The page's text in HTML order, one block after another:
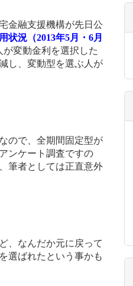
金融支援機構が先日公
状況（2013年5月・6月
変動金利を選択した
し、変動型を選ぶ人が
ので、全期間固定型が
ンケート調査ですの
筆者としては正直意外
、なんだか元に戻って
選ばれたという事かも